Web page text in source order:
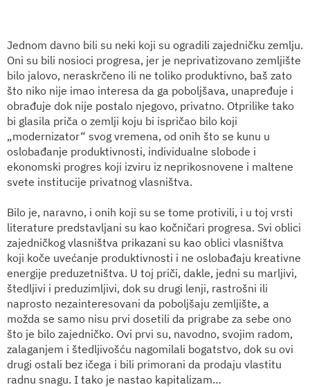
Jednom davno bili su neki koji su ogradili zajedničku zemlju.
Oni su bili nosioci progresa, jer je neprivatizovano zemljište
bilo jalovo, neraskrčeno ili ne toliko produktivno, baš zato
što niko nije imao interesa da ga poboljšava, unapređuje i
obrađuje dok nije postalo njegovo, privatno. Otprilike tako
bi glasila priča o zemlji koju bi ispričao bilo koji
„modernizator“ svog vremena, od onih što se kunu u
oslobađanje produktivnosti, individualne slobode i
ekonomski progres koji izviru iz neprikosnovene i maltene
svete institucije privatnog vlasništva.
Bilo je, naravno, i onih koji su se tome protivili, i u toj vrsti
literature predstavljani su kao kočničari progresa. Svi oblici
zajedničkog vlasništva prikazani su kao oblici vlasništva
koji koče uvećanje produktivnosti i ne oslobađaju kreativne
energije preduzetništva. U toj priči, dakle, jedni su marljivi,
štedljivi i preduzimljivi, dok su drugi lenji, rastrošni ili
naprosto nezainteresovani da poboljšaju zemljište, a
možda se samo nisu prvi dosetili da prigrabe za sebe ono
što je bilo zajedničko. Ovi prvi su, navodno, svojim radom,
zalaganjem i štedljivošću nagomilali bogatstvo, dok su ovi
drugi ostali bez ičega i bili primorani da prodaju vlastitu
radnu snagu. I tako je nastao kapitalizam…